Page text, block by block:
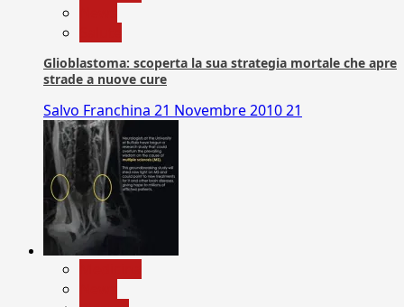
Glioblastoma: scoperta la sua strategia mortale che apre
strade a nuove cure
Salvo Franchina 21 Novembre 201021